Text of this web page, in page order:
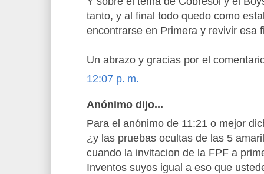
tanto, y al final todo quedo como
encontrarse en Primera y revivir esa
Un abrazo y gracias por el
12:07 p. m.
Anónimo dijo...
Para el anónimo de 11:21 o mejor
¿y las pruebas ocultas de las 5
cuando la invitacion de la FPF a
Inventos suyos igual a eso que